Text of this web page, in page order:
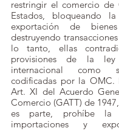
restringir el comercio de
Estados, bloqueando
exportación de
destruyendo
lo tanto, ellas
provisiones de la
internacional como
codificadas por la OMC.
Art. XI del Acuerdo
Comercio (GATT) de
es parte, prohíbe la
importaciones y